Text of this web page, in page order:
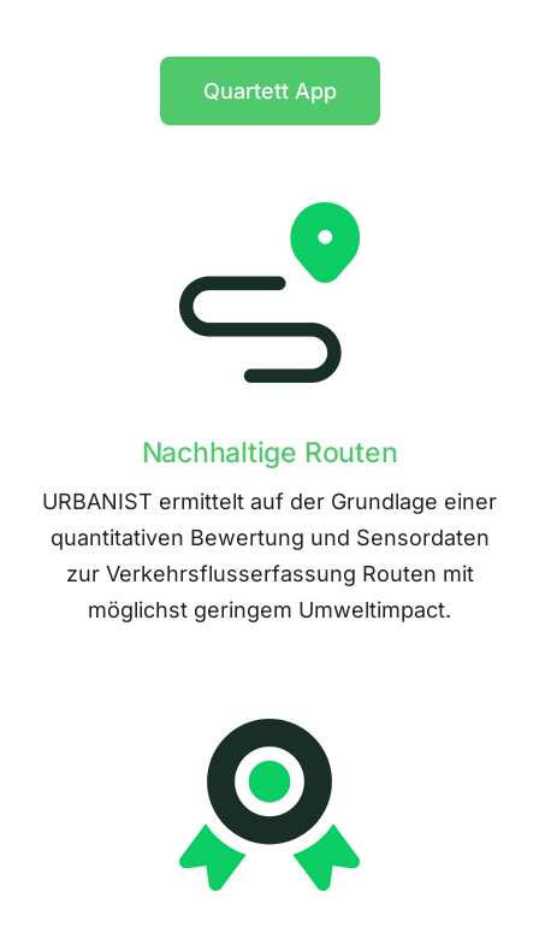
Quartett App
Nachhaltige Routen
URBANIST ermittelt auf der Grundlage einer
quantitativen Bewertung und Sensordaten
zur Verkehrsflusserfassung Routen mit
möglichst geringem Umweltimpact.